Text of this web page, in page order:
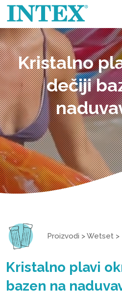
Kristalno
dečiji
Proizvodi >Wetset >
Kristalno plavi
bazen na